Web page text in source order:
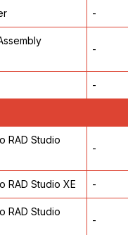
-
-
-
RAD Studio
-
RAD Studio XE -
RAD Studio
-